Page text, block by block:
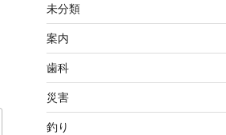
未分類
案内
歯科
災害
釣り